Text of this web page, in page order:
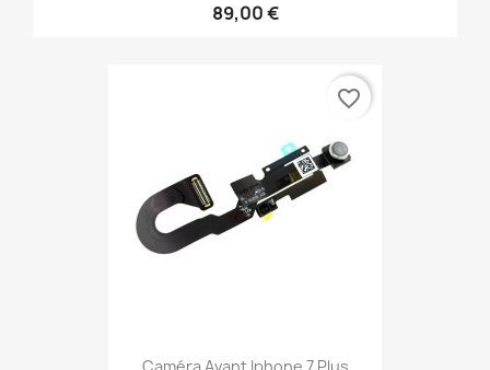
89,00 €
Caméra Avant Iphone 7 Plus
favorite_border